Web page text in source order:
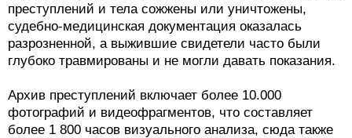
преступлений и тела сожжены или уничтожены,
судебно-медицинская документация оказалась
разрозненной, а выжившие свидетели часто были
глубоко травмированы и не могли давать показания.
Архив преступлений включает более 10.000
фотографий и видеофрагментов, что составляет
более 1 800 часов визуального анализа, сюда также